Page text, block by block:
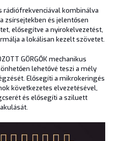
kombinálva
zsírsejtekben és jelentősen
elősegítve a nyirokelvezetést,
a lokálisan kezelt szövetet.
GÖRGŐK mechanikus
lehetővé teszi a mély
Elősegíti a mikrokeringés
következetes elvezetésével,
és elősegíti a sziluett